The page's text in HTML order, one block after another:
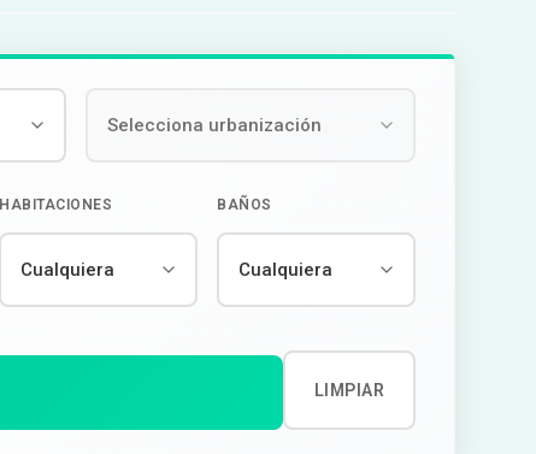
HABITACIONES BAÑOS
LIMPIAR